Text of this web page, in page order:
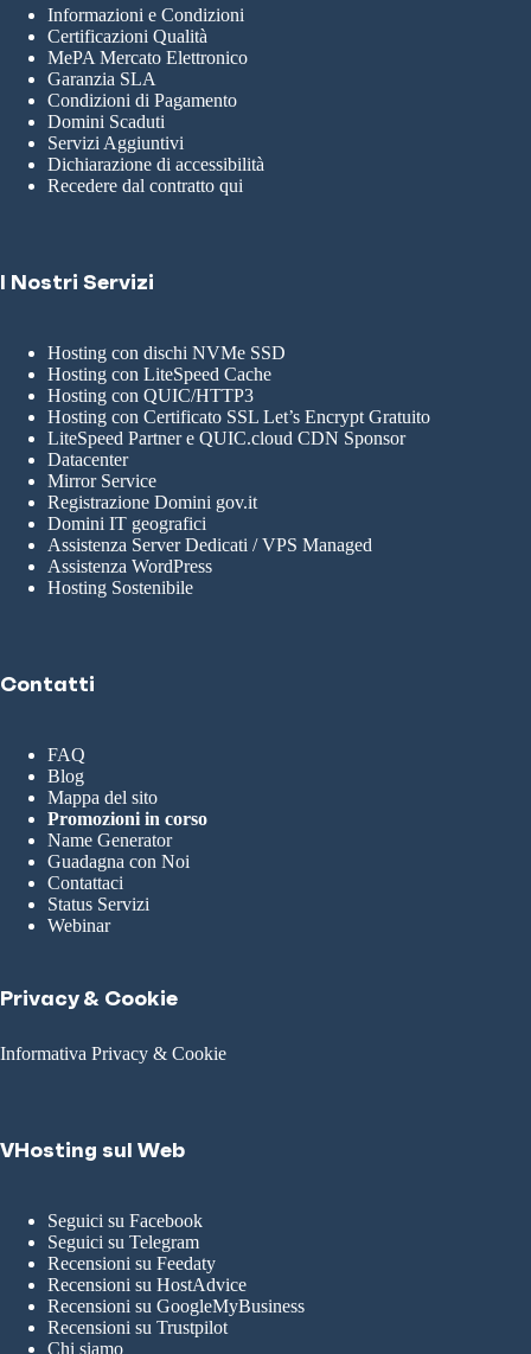
Informazioni e Condizioni
Certificazioni Qualità
MePA Mercato Elettronico
Garanzia SLA
Condizioni di Pagamento
Domini Scaduti
Servizi Aggiuntivi
Dichiarazione di accessibilità
Recedere dal contratto qui
I Nostri Servizi
Hosting con dischi NVMe SSD
Hosting con LiteSpeed Cache
Hosting con QUIC/HTTP3
Hosting con Certificato SSL Let’s Encrypt Gratuito
LiteSpeed Partner e QUIC.cloud CDN Sponsor
Datacenter
Mirror Service
Registrazione Domini gov.it
Domini IT geografici
Assistenza Server Dedicati / VPS Managed
Assistenza WordPress
Hosting Sostenibile
Contatti
FAQ
Blog
Mappa del sito
Promozioni in corso
Name Generator
Guadagna con Noi
Contattaci
Status Servizi
Webinar
Privacy & Cookie
Informativa Privacy & Cookie
VHosting sul Web
Seguici su Facebook
Seguici su Telegram
Recensioni su Feedaty
Recensioni su HostAdvice
Recensioni su GoogleMyBusiness
Recensioni su Trustpilot
Chi siamo